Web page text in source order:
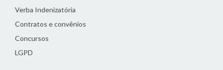
Verba Indenizatória
Contratos e convênios
Concursos
LGPD